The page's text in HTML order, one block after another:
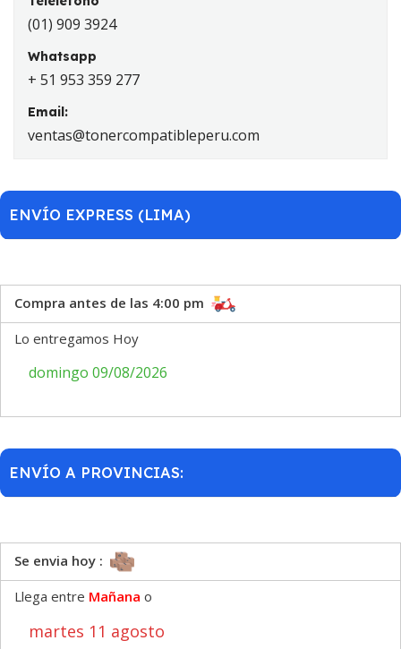
(01) 909 3924
Whatsapp
+ 51 953 359 277
Email:
ventas@tonercompatibleperu.com
ENVÍO EXPRESS (LIMA)
Compra antes de las 4:00 pm
Lo entregamos Hoy
domingo 09/08/2026
ENVÍO A PROVINCIAS:
Se envia hoy :
Llega entre Mañana o
martes 11 agosto